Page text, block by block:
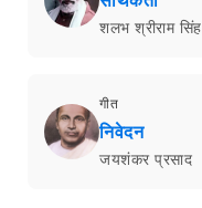
शलभ श्रीराम सिंह
गीत
निवेदन
जयशंकर प्रसाद